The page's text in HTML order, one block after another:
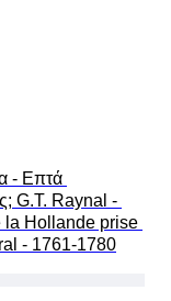
- Επτά
G.T. Raynal -
la Hollande prise
- 1761-1780